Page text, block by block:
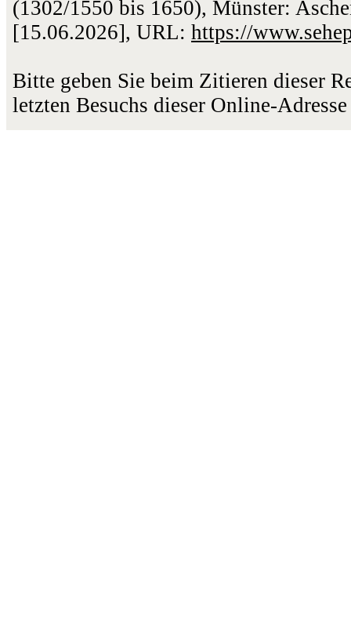
(1302/1550 bis 1650), Münster:
[15.06.2026], URL: https://
Bitte geben Sie beim Zitieren dieser
letzten Besuchs dieser Online-Adresse